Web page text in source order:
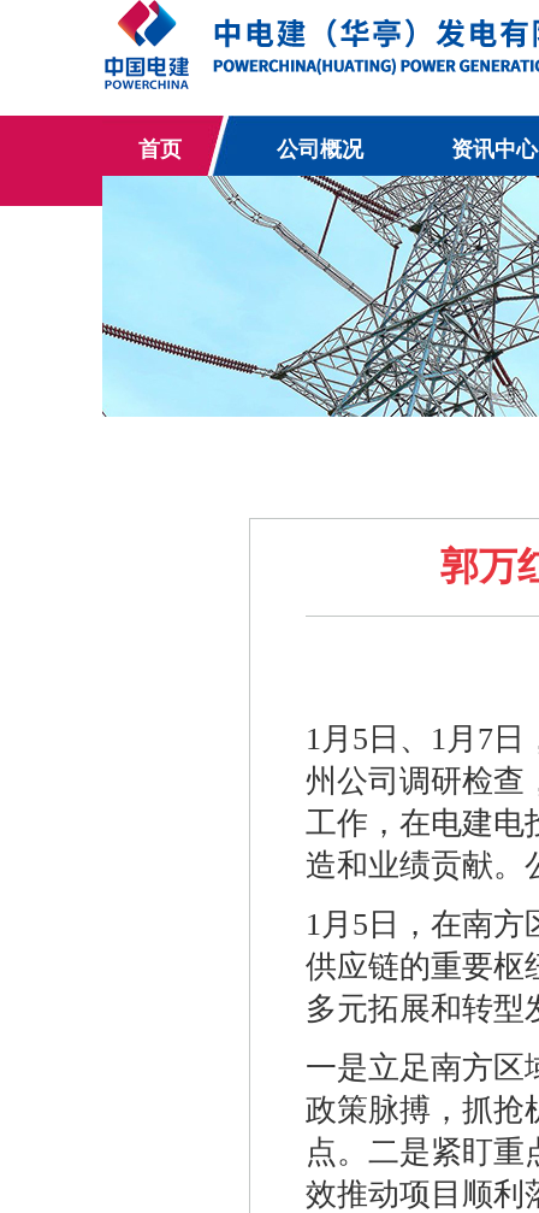
首页 公司概况 资讯中心
郭万
1月5日、1月7
州公司调研检查
工作，在电建电
造和业绩贡献。
1月5日，在南
供应链的重要枢
多元拓展和转型
一是立足南方区
政策脉搏，抓抢
点。二是紧盯重
效推动项目顺利